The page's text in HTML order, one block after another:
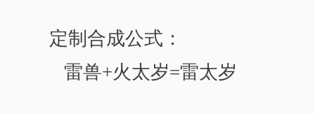
定制合成公式：
雷兽+火太岁=雷太岁